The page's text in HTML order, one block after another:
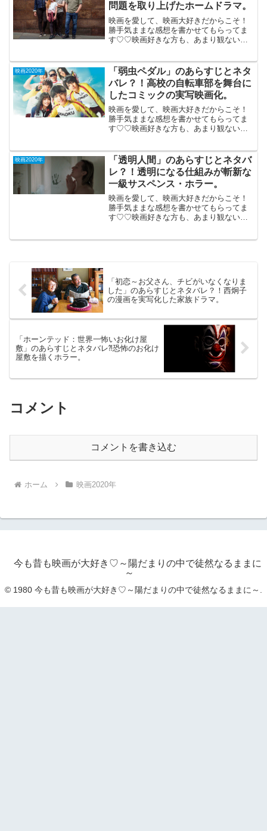
問題を取り上げたホームドラマ。
映画を愛して、映画大好きだからこそ！
勝手気ままな感想を書かせてもらってま
す♡♡映画好きな方も、あまり観ない方
日公開（100分）世界中に共通する家族の
問題を...
映画2020年
「弱虫ペダル」のあらすじとネタ
バレ？！高校の自転車部を舞台に
したコミックの実写映画化。
映画を愛して、映画大好きだからこそ！
勝手気ままな感想を書かせてもらってま
す♡♡映画好きな方も、あまり観ない方
車部を舞台にしたコミックの実写映画
化。アニメ...
映画2020年
「透明人間」のあらすじとネタバ
レ？！透明になる仕組みが斬新な
一級サスペンス・ホラー。
映画を愛して、映画大好きだからこそ！
勝手気ままな感想を書かせてもらってま
す♡♡映画好きな方も、あまり観ない方
「初恋～お父さん、チビがいなくなりま
した」のあらすじとネタバレ？！西炯子
の漫画を実写化した家族ドラマ。
「ホーンテッド：世界一怖いお化け屋
敷」のあらすじとネタバレ⁈恐怖のお化け
屋敷を描くホラー。
コメント
コメントを書き込む
ホーム 映画2020年
今も昔も映画が大好き♡～陽だまりの中で徒然なるままに
～
© 1980 今も昔も映画が大好き♡～陽だまりの中で徒然なるままに～.